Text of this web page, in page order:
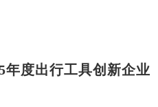
年度出行工具创新企业